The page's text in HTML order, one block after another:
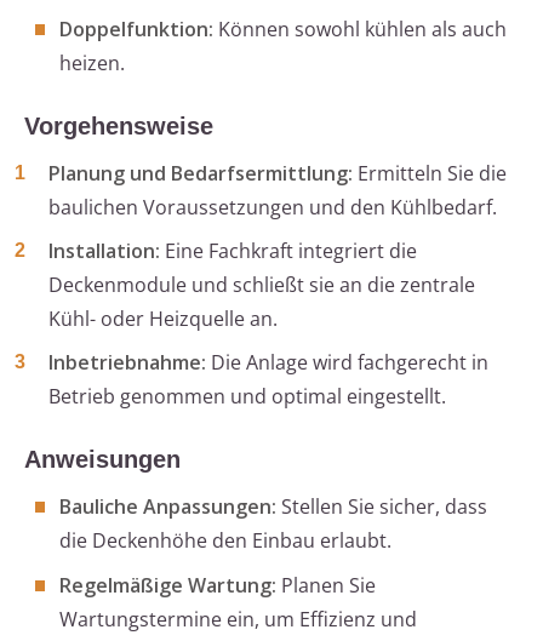
Doppelfunktion: Können sowohl kühlen als auch
heizen.
Vorgehensweise
Planung und Bedarfsermittlung: Ermitteln Sie die
baulichen Voraussetzungen und den Kühlbedarf.
Installation: Eine Fachkraft integriert die
Deckenmodule und schließt sie an die zentrale
Kühl- oder Heizquelle an.
Inbetriebnahme: Die Anlage wird fachgerecht in
Betrieb genommen und optimal eingestellt.
Anweisungen
Bauliche Anpassungen: Stellen Sie sicher, dass
die Deckenhöhe den Einbau erlaubt.
Regelmäßige Wartung: Planen Sie
Wartungstermine ein, um Effizienz und